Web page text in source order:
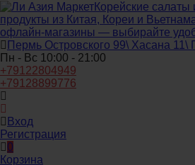
Корейские салаты
продукты из Китая, Кореи и
офлайн‑магазины — выбирайте
Пермь Островского 99\ Хасана 11\
Пн - Вс 10:00 - 21:00
+79122804949
+79128899776
Вход
Регистрация
0
Корзина